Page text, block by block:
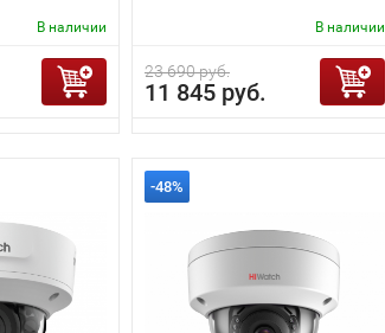
В наличии В наличии
23 690 руб.
11 845 руб.
-48%